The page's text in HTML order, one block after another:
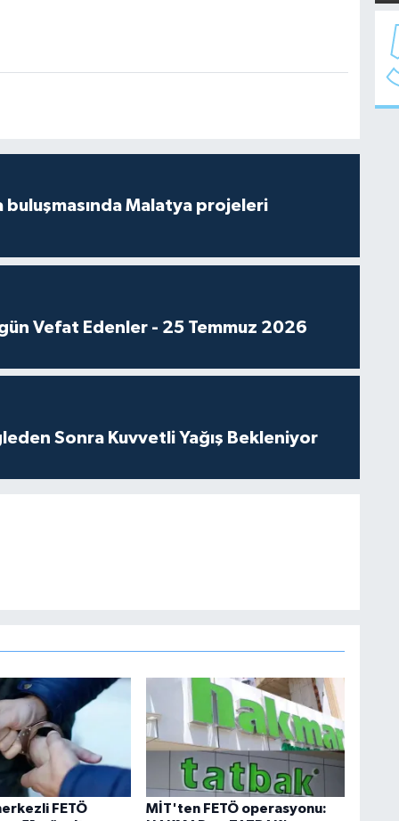
buluşmasında Malatya projeleri
Vefat Edenler - 25 Temmuz 2026
Sonra Kuvvetli Yağış Bekleniyor
FETÖ
MİT'ten FETÖ operasyonu: